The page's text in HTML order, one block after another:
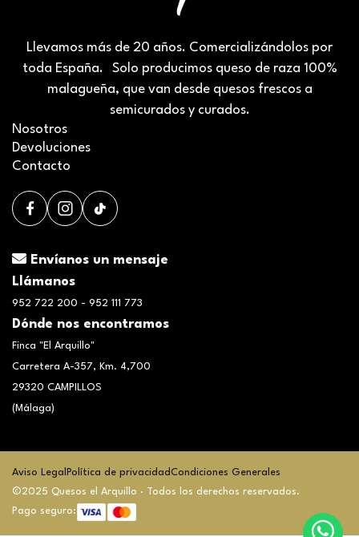
Nosotros
Devoluciones
Contacto
Llevamos más de 20 años. Comercializándolos por
toda España. Solo producimos queso de raza 100%
malagueña, que van desde quesos frescos a
semicurados y curados.
Envíanos un mensaje
Llámanos
952 722 200 - 952 111 773
Dónde nos encontramos
Finca "El Arquillo"
Carretera A-357, Km. 4,700
29320 CAMPILLOS
(Málaga)
Aviso Legal Política de privacidadCondiciones Generales
©2025 Quesos el Arquillo · Todos los derechos reservados.
Pago seguro: